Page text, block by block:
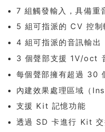
7 組觸發輸入，具備
5 組可指派的 CV 控制
4 組可指派的音訊輸出
3 個聲部支援 1V/oct
每個聲部擁有超過 30
內建效果處理區域（
支援 Kit 記憶功能
透過 SD 卡進行 Kit 交